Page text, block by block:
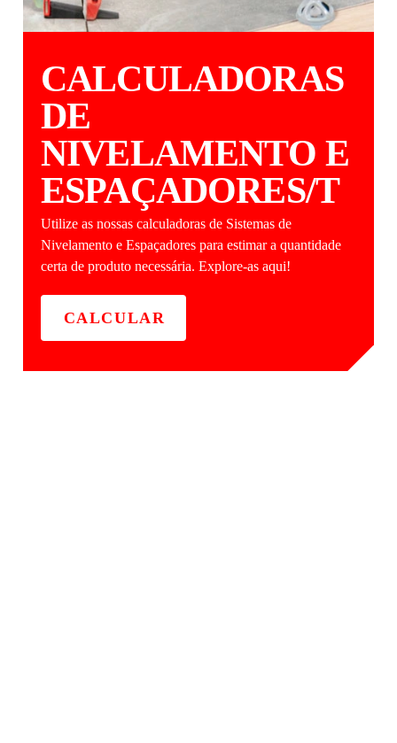
CALCULADORAS
DE
NIVELAMENTO E
ESPAÇADORES/T
Utilize as nossas calculadoras de Sistemas de
Nivelamento e Espaçadores para estimar a quantidade
certa de produto necessária. Explore-as aqui!
CALCULAR